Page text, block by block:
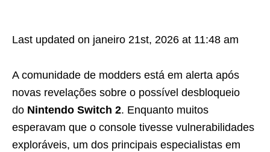
Last updated on janeiro 21st, 2026 at 11:48 am
A comunidade de modders está em alerta após
novas revelações sobre o possível desbloqueio
do Nintendo Switch 2. Enquanto muitos
esperavam que o console tivesse vulnerabilidades
exploráveis, um dos principais especialistas em